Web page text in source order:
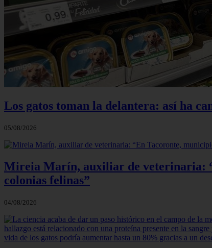
Los gatos toman la delantera: así ha
05/08/2026
Mireia Marín, auxiliar de veterinaria:
colonias felinas”
04/08/2026